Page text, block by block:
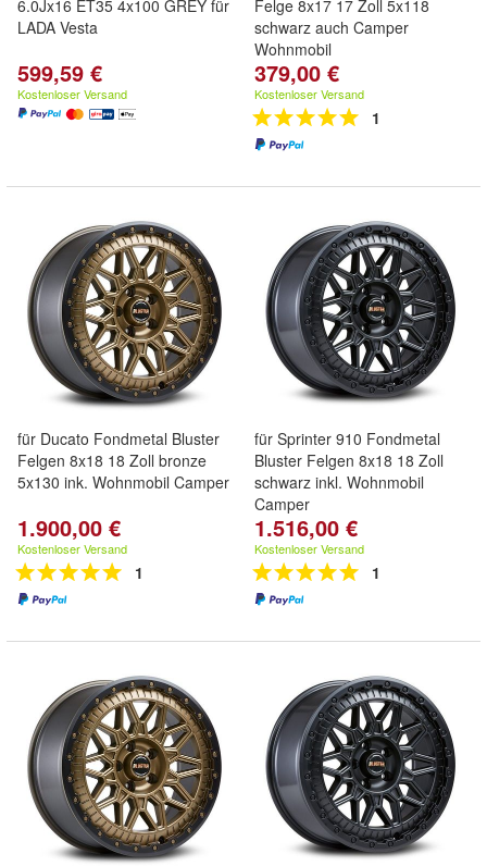
6.0Jx16 ET35 4x100 GREY für
LADA Vesta
599,59 €
Kostenloser Versand
Felge 8x17 17 Zoll 5x118
schwarz auch Camper
Wohnmobil
379,00 €
Kostenloser Versand
1
für Ducato Fondmetal Bluster
Felgen 8x18 18 Zoll bronze
5x130 ink. Wohnmobil Camper
1.900,00 €
Kostenloser Versand
1
für Sprinter 910 Fondmetal
Bluster Felgen 8x18 18 Zoll
schwarz inkl. Wohnmobil
Camper
1.516,00 €
Kostenloser Versand
1